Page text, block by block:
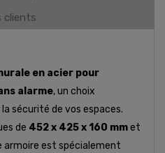
clients
en acier pour
alarme, un choix
sécurité de vos espaces.
de 452 x 425 x 160 mmet
armoire est spécialement